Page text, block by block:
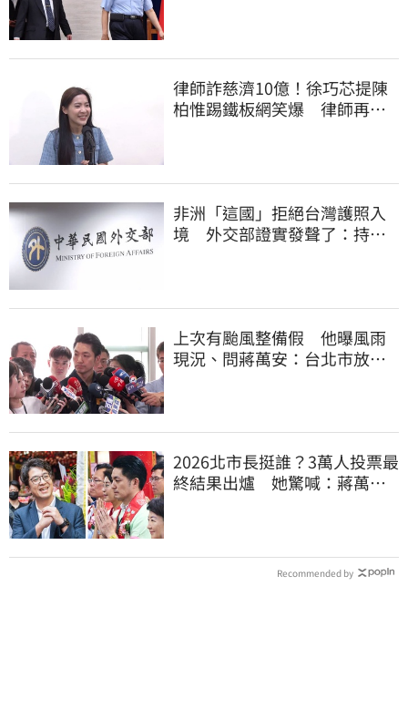
律師詐慈濟10億！徐巧芯提陳
柏惟踢鐵板網笑爆 律師再曬1
非洲「這國」拒絕台灣護照入
境 外交部證實發聲了：持續
上次有颱風整備假 他曝風雨
現況、問蔣萬安：台北市放假
2026北市長挺誰？3萬人投票最
終結果出爐 她驚喊：蔣萬安
Recommended by